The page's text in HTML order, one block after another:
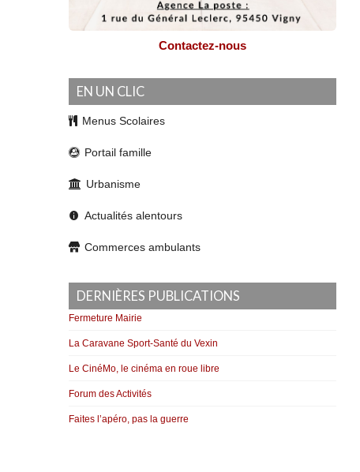
Contactez-nous
EN UN CLIC
Menus Scolaires
Portail famille
Urbanisme
Actualités alentours
Commerces ambulants
DERNIÈRES PUBLICATIONS
Fermeture Mairie
La Caravane Sport-Santé du Vexin
Le CinéMo, le cinéma en roue libre
Forum des Activités
Faites l’apéro, pas la guerre